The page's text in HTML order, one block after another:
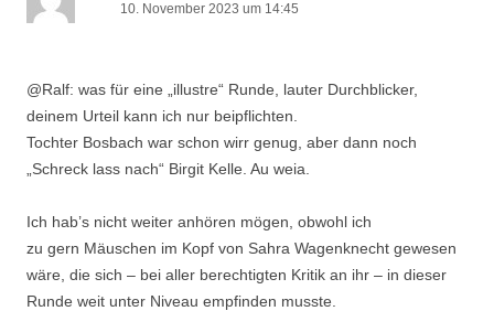
10. November 2023 um 14:45
@Ralf: was für eine „illustre“ Runde, lauter Durchblicker,
deinem Urteil kann ich nur beipflichten.
Tochter Bosbach war schon wirr genug, aber dann noch
„Schreck lass nach“ Birgit Kelle. Au weia.
Ich hab’s nicht weiter anhören mögen, obwohl ich
zu gern Mäuschen im Kopf von Sahra Wagenknecht gewesen
wäre, die sich – bei aller berechtigten Kritik an ihr – in dieser
Runde weit unter Niveau empfinden musste.